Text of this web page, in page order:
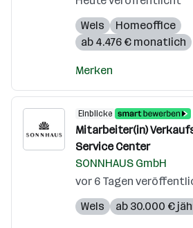
Wels
Homeoffice
ab 4.476 € monatlich
Merken
Einblicke
Mitarbeiter(in)
Service Center
SONNHAUS GmbH
vor 6 Tagen
Wels
ab 30.000 €